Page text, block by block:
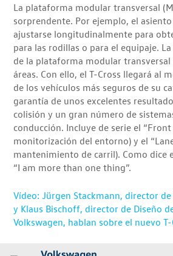
La plataforma modular transversal
sorprendente. Por ejemplo, el
ajustarse longitudinalmente para
para las rodillas o para el equipaje.
de la plataforma modular transversal
áreas. Con ello, el T-Cross llegará al
de los vehículos más seguros de su
garantía de unos excelentes
colisión y un gran número de
conducción. Incluye de serie el
monitorización del entorno) y el
mantenimiento de carril). Como dice
“I am more than one thing”.
Vídeo: Jürgen Stackmann, director
y Klaus Bischoff, director de Diseño
Volkswagen, hablan sobre el nuevo T-